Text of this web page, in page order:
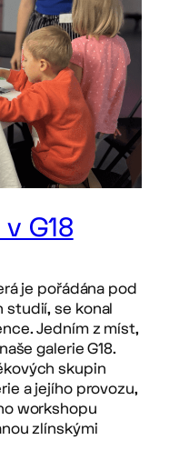
G18
je pořádána pod
studií, se konal
Jedním z míst,
galerie G18.
skupin
a jejího provozu,
workshopu
zlínskými